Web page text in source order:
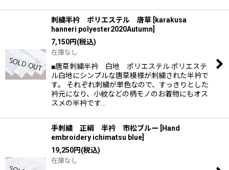
刺繍半衿 ポリエステル 唐草
karakusa
hanneri polyester2020Autumn
7,150円(税込)
在庫なし
■唐草刺繍半衿 白地 ポリエステル ポリエステ
ル白地にシンプルな唐草模様が刺繍された半衿で
す。 それぞれ刺繍が単色なので、すっきりとした
衿元になり、小紋などの柄モノのお着物にもオス
スメの半衿です…
手刺繍 正絹 半衿 市松ブルー
Hand
embroidery ichimatsu blue
19,250円(税込)
在庫なし